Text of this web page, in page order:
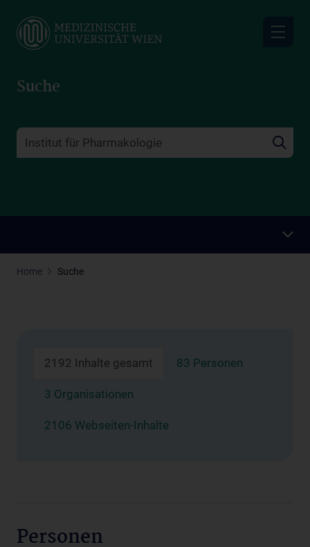
main
Suche
Home Suche
2192 Inhalte gesamt 83 Personen
3 Organisationen
2106 Webseiten-Inhalte
Personen